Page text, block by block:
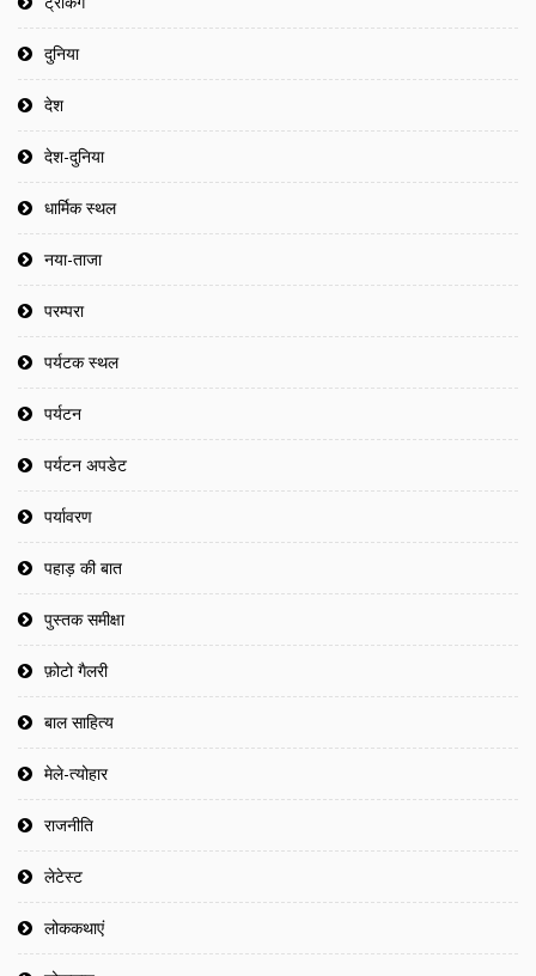
दुनिया
देश
देश-दुनिया
धार्मिक स्थल
नया-ताजा
परम्परा
पर्यटक स्थल
पर्यटन
पर्यटन अपडेट
पर्यावरण
पहाड़ की बात
पुस्तक समीक्षा
फ़ोटो गैलरी
बाल साहित्य
मेले-त्योहार
राजनीति
लेटेस्ट
लोककथाएं